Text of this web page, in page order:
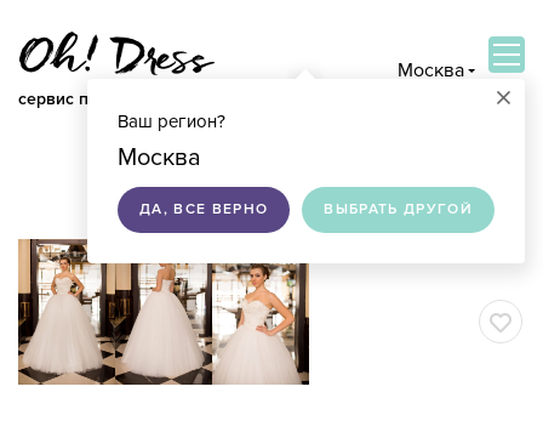
сервис по подбору свадебных платьев
Москва
×
Ваш регион?
Москва
ДА, ВСЕ ВЕРНО ВЫБРАТЬ ДРУГОЙ